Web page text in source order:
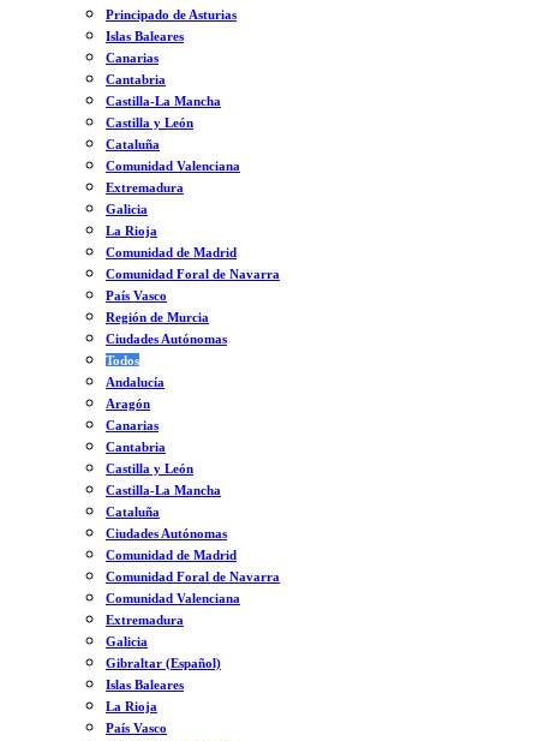
Principado de Asturias
Islas Baleares
Canarias
Cantabria
Castilla-La Mancha
Castilla y León
Cataluña
Comunidad Valenciana
Extremadura
Galicia
La Rioja
Comunidad de Madrid
Comunidad Foral de Navarra
País Vasco
Región de Murcia
Ciudades Autónomas
Todos
Andalucía
Aragón
Canarias
Cantabria
Castilla y León
Castilla-La Mancha
Cataluña
Ciudades Autónomas
Comunidad de Madrid
Comunidad Foral de Navarra
Comunidad Valenciana
Extremadura
Galicia
Gibraltar (Español)
Islas Baleares
La Rioja
País Vasco